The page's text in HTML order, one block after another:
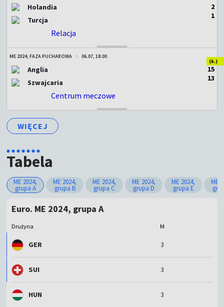
Holandia
Turcja
2
1
Relacja
ME 2024, FAZA PUCHAROWA 06.07, 18:00
Anglia
Szwajcaria
1
1
(k.)
5
3
Centrum meczowe
WIĘCEJ
Tabela
ME 2024,
grupa A
ME 2024,
grupa B
ME 2024,
grupa C
ME 2024,
grupa D
ME 2024,
grupa E
ME
Euro. ME 2024, grupa A
Drużyna M
GER 3
SUI 3
HUN 3